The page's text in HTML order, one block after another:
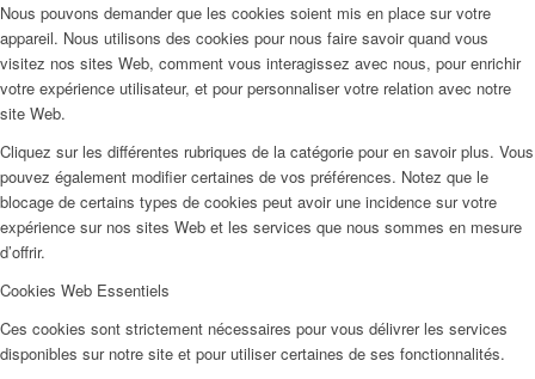
Nous pouvons demander que les cookies soient mis en place sur votre
appareil. Nous utilisons des cookies pour nous faire savoir quand vous
visitez nos sites Web, comment vous interagissez avec nous, pour enrichir
votre expérience utilisateur, et pour personnaliser votre relation avec notre
site Web.
Cliquez sur les différentes rubriques de la catégorie pour en savoir plus. Vous
pouvez également modifier certaines de vos préférences. Notez que le
blocage de certains types de cookies peut avoir une incidence sur votre
expérience sur nos sites Web et les services que nous sommes en mesure
d’offrir.
Cookies Web Essentiels
Ces cookies sont strictement nécessaires pour vous délivrer les services
disponibles sur notre site et pour utiliser certaines de ses fonctionnalités.